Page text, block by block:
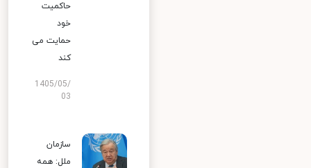
حاکمیت
خود
حمایت می
کند
1405/05/
03
سازمان
ملل: همه